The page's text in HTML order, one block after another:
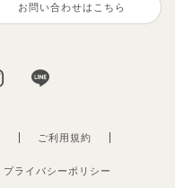
お問い合わせはこちら
プライバシーポリシー
ご利用規約